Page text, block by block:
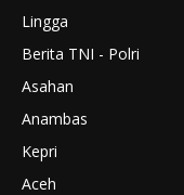
Lingga
Berita TNI - Polri
Asahan
Anambas
Kepri
Aceh